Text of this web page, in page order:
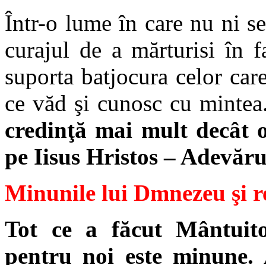
Într-o lume în care nu ni
curajul de a mărturisi în
suporta batjocura celor
ce văd şi cunosc cu
credinţă mai mult decât
pe Iisus Hristos –
Minunile lui Dmnezeu şi
Tot ce a făcut
pentru noi este